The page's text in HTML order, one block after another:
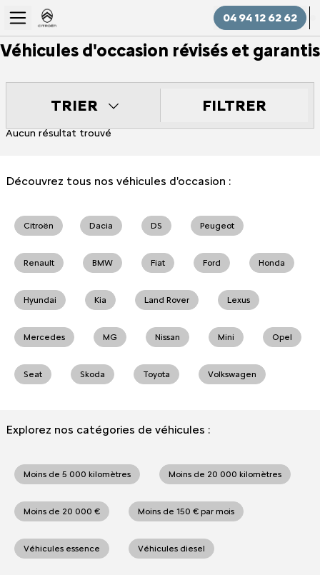
04 94 12 62 62
Véhicules d'occasion révisés et garantis
TRIER FILTRER
Aucun résultat trouvé
Découvrez tous nos véhicules d'occasion :
Citroën Dacia DS Peugeot
Renault BMW Fiat Ford Honda
Hyundai Kia Land Rover Lexus
Mercedes MG Nissan Mini Opel
Seat Skoda Toyota Volkswagen
Explorez nos catégories de véhicules :
Moins de 5 000 kilomètres Moins de 20 000 kilomètres
Moins de 20 000 € Moins de 150 € par mois
Véhicules essence Véhicules diesel